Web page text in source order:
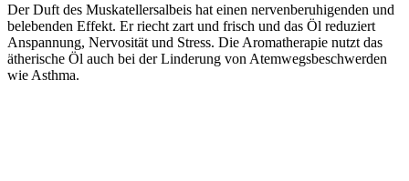
Der Duft des Muskatellersalbeis hat einen nervenberuhigenden und
belebenden Effekt. Er riecht zart und frisch und das Öl reduziert
Anspannung, Nervosität und Stress. Die Aromatherapie nutzt das
ätherische Öl auch bei der Linderung von Atemwegsbeschwerden
wie Asthma.